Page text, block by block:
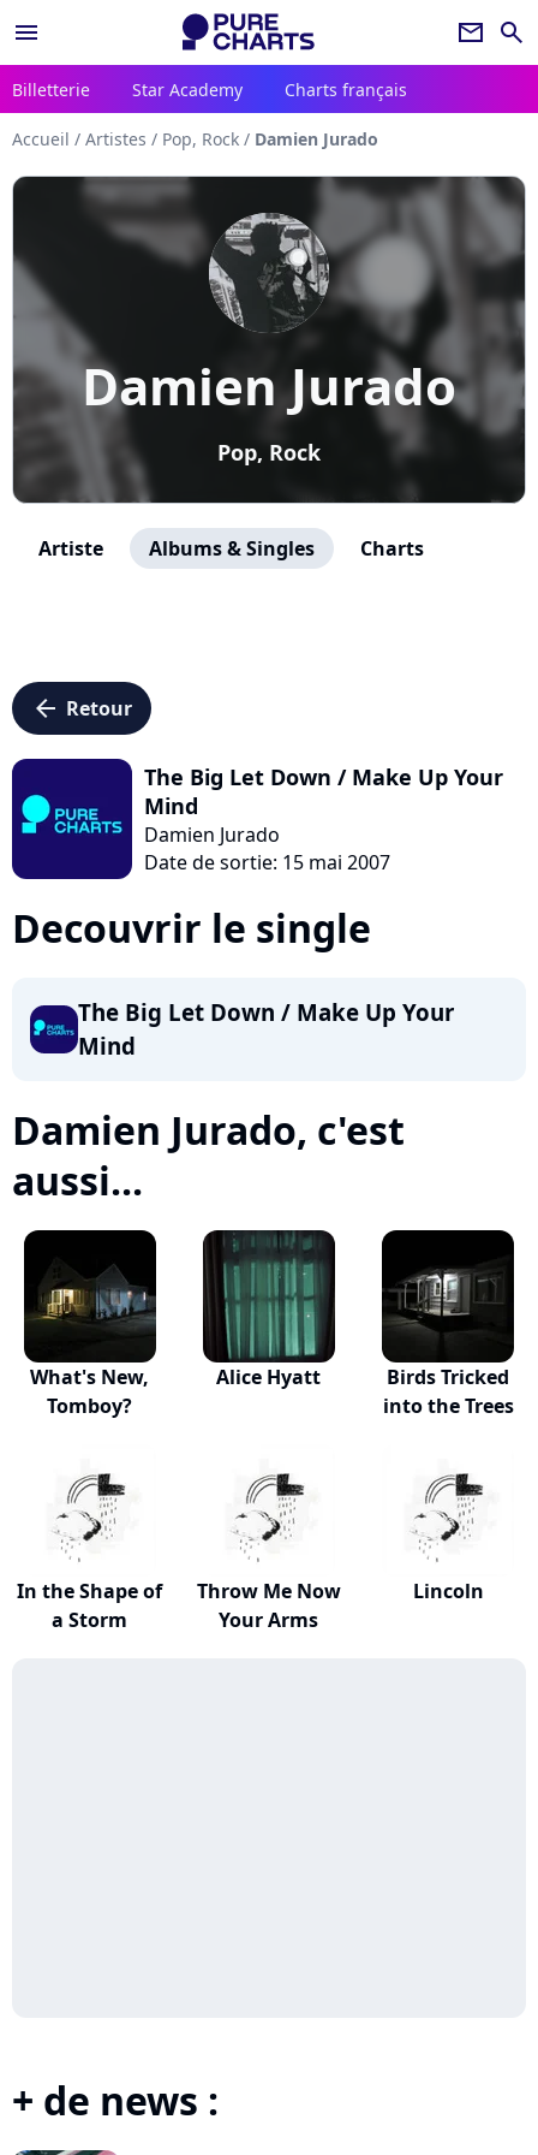
menu newsletter search
Billetterie Star Academy Charts français
Accueil / Artistes / Pop, Rock / Damien Jurado
Damien Jurado
Pop, Rock
Artiste Albums & Singles Charts
arrow_left Retour
The Big Let Down / Make Up Your
Mind
Damien Jurado
Date de sortie: 15 mai 2007
Decouvrir le single
The Big Let Down / Make Up Your
Mind
Damien Jurado, c'est
aussi...
What's New,
Tomboy?
Alice Hyatt
Birds Tricked
into the Trees
In the Shape of
a Storm
Throw Me Now
Your Arms
Lincoln
+ de news :